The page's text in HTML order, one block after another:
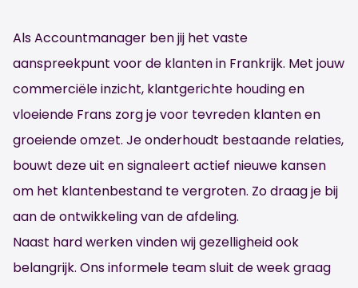
Als Accountmanager ben jij het vaste
aanspreekpunt voor de klanten in Frankrijk. Met jouw
commerciële inzicht, klantgerichte houding en
vloeiende Frans zorg je voor tevreden klanten en
groeiende omzet. Je onderhoudt bestaande relaties,
bouwt deze uit en signaleert actief nieuwe kansen
om het klantenbestand te vergroten. Zo draag je bij
aan de ontwikkeling van de afdeling.
Naast hard werken vinden wij gezelligheid ook
belangrijk. Ons informele team sluit de week graag